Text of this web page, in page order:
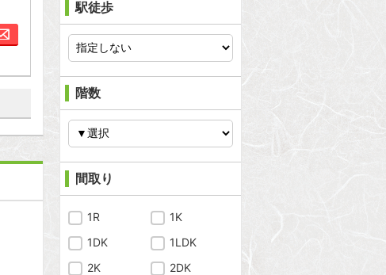
お問合わせ
駅徒歩
階数
間取り
1R
1K
1DK
1LDK
2K
2DK